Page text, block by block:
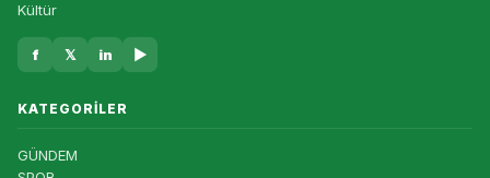
Kültür
f 𝕏 in ▶
KATEGORILER
GÜNDEM